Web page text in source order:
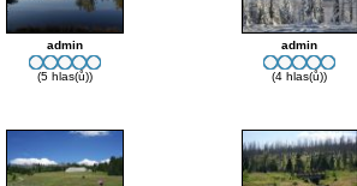
admin
(5 hlas(ů))
admin
(4 hlas(ů))